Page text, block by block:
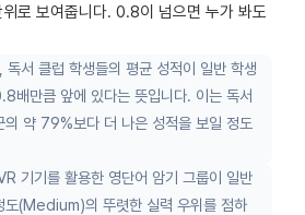
로 보여줍니다. 0.8이 넘으면 누가 봐도
서 클럽 학생들의 평균 성적이 일반 학생
배만큼 앞에 있다는 뜻입니다. 이는 독서
의 약 79%보다 더 나은 성적을 보일 정도
기기를 활용한 영단어 암기 그룹이 일반
도(Medium)의 뚜렷한 실력 우위를 점하